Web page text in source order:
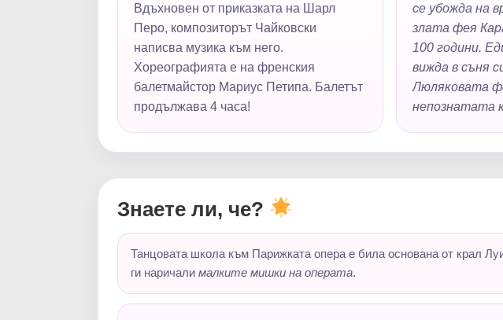
Вдъхновен от приказката на Шарл
Перо, композиторът Чайковски
написва музика към него.
Хореографията е на френския
балетмайстор Мариус Петипа. Балетът
продължава 4 часа!
се убожда на
злата фея
100 години.
вижда в съня
Люляковата
непознатата
Знаете ли, че?
Танцовата школа към Парижката опера е била основана от крал
ги наричали малките мишки на операта.